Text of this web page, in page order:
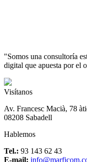
"Somos una consultoría
digital que apuesta por el
Visítanos
Av. Francesc Macià, 78
08208 Sabadell
Hablemos
Tel.: 93 143 62 43
E-mail: